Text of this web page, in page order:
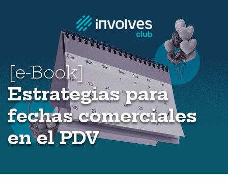
[e-Book]
Estrategias para
fechas comerciales
en el PDV